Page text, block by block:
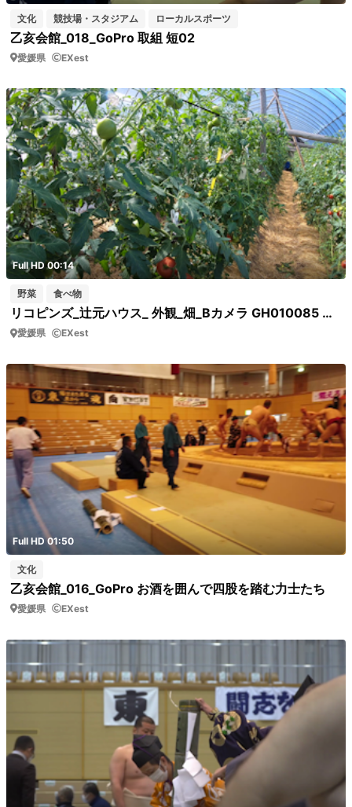
文化 競技場・スタジアム ローカルスポーツ
乙亥会館_018_GoPro 取組 短02
愛媛県 EXest
Full HD 00:14
野菜 食べ物
リコピンズ_辻元ハウス_ 外観_畑_Bカメラ GH010085 トマトビニールハウス内
愛媛県 EXest
Full HD 01:50
文化
乙亥会館_016_GoPro お酒を囲んで四股を踏む力士たち
愛媛県 EXest